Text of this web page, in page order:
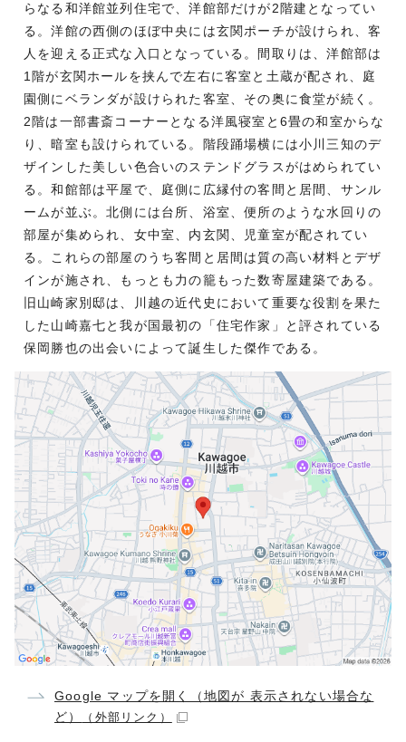
らなる和洋館並列住宅で、洋館部だけが2階建となってい
る。洋館の西側のほぼ中央には玄関ポーチが設けられ、客
人を迎える正式な入口となっている。間取りは、洋館部は
1階が玄関ホールを挟んで左右に客室と土蔵が配され、庭
園側にベランダが設けられた客室、その奥に食堂が続く。
2階は一部書斎コーナーとなる洋風寝室と6畳の和室からな
り、暗室も設けられている。階段踊場横には小川三知のデ
ザインした美しい色合いのステンドグラスがはめられてい
る。和館部は平屋で、庭側に広縁付の客間と居間、サンル
ームが並ぶ。北側には台所、浴室、便所のような水回りの
部屋が集められ、女中室、内玄関、児童室が配されてい
る。これらの部屋のうち客間と居間は質の高い材料とデザ
インが施され、もっとも力の籠もった数寄屋建築である。
旧山崎家別邸は、川越の近代史において重要な役割を果た
した山崎嘉七と我が国最初の「住宅作家」と評されている
保岡勝也の出会いによって誕生した傑作である。
Google マップを開く（地図が 表示されない場合な
ど）
（外部リンク）